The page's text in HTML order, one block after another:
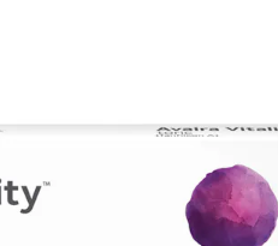
Altre marche